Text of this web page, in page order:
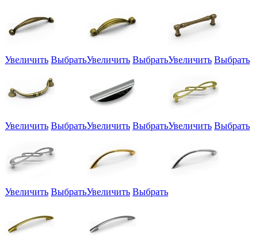
Увеличить ВыбратьУвеличить ВыбратьУвеличить Выбрать
Увеличить ВыбратьУвеличить ВыбратьУвеличить Выбрать
Увеличить ВыбратьУвеличить Выбрать